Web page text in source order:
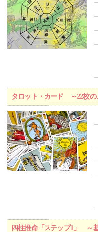
タロット・カード ～22枚の
四柱推命「ステップ1」 ～